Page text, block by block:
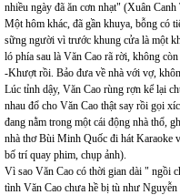
nhiều ngày đã ăn cơn nhạt" (Xuân Canh
Một hôm khác, đã gần khuya, bỗng có
sững người vì trước khung cửa là một
ló phía sau là Văn Cao rã rời, không
-Khượt rồi. Bảo đưa về nhà với vợ,
Lúc tỉnh dậy, Văn Cao rùng rợn kể lại
nhau đổ cho Văn Cao thật say rồi gọi
đang nằm trong một cái động nhà thổ,
nhà thơ Bùi Minh Quốc đi hát Karaoke
bố trí quay phim, chụp ảnh).
Vì sao Văn Cao có thời gian dài " ngồi
tình Văn Cao chưa hề bị tù như